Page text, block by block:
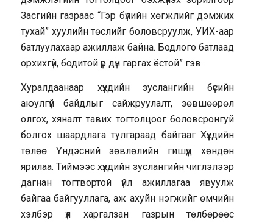
Засгийн газраас “Гэр бүлийн хөгжлийг дэмжих
тухай” хуулийн төслийг боловсруулж, УИХ-аар
батлуулахаар ажиллаж байна. Бодлого батлаад
орхихгүй, бодитой үр дүн гаргах ёстой” гэв.
Хуралдаанаар хүүхдийн зуслангийн бүсийн
аюулгүй байдлыг сайжруулалт, зөвшөөрөл
олгох, хяналт тавих тогтолцоог боловсронгуй
болгох шаардлага тулгараад байгааг Хүүхдийн
төлөө Үндэсний зөвлөлийн гишүүд хөндөн
ярилаа. Тиймээс хүүхдийн зуслангийн чиглэлээр
дагнан тогтвортой үйл ажиллагаа явуулж
байгаа байгууллага, аж ахуйн нэгжийг өмчийн
хэлбэр үл харгалзан газрын төлбөрөөс